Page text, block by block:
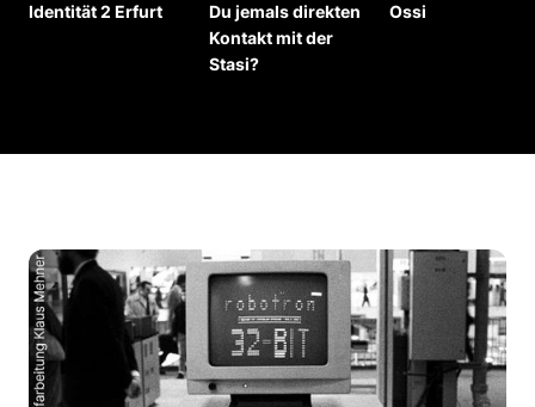
Identität 2 Erfurt
Du jemals direkten
Kontakt mit der
Stasi?
Ossi